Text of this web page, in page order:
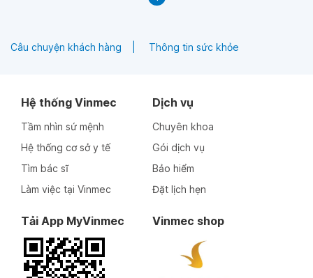
Câu chuyện khách hàng Thông tin sức khỏe
Hệ thống Vinmec
Tầm nhìn sứ mệnh
Hệ thống cơ sở y tế
Tìm bác sĩ
Làm việc tại Vinmec
Dịch vụ
Chuyên khoa
Gói dịch vụ
Bảo hiểm
Đặt lịch hẹn
Tải App MyVinmec Vinmec shop